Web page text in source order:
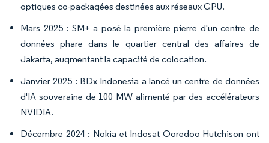
optiques co-packagées destinées aux réseaux GPU.
Mars 2025 : SM+ a posé la première pierre d'un centre de
données phare dans le quartier central des affaires de
Jakarta, augmentant la capacité de colocation.
Janvier 2025 : BDx Indonesia a lancé un centre de données
d'IA souveraine de 100 MW alimenté par des accélérateurs
NVIDIA.
Décembre 2024 : Nokia et Indosat Ooredoo Hutchison ont